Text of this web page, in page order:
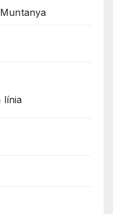
línia